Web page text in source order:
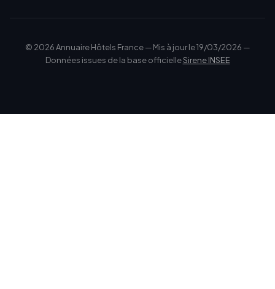
© 2026 Annuaire Hôtels France — Mis à jour le 19/03/2026 —
Données issues de la base officielleSirene INSEE